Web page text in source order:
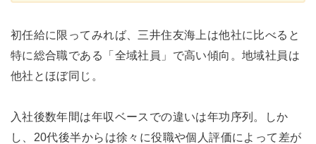
初任給に限ってみれば、三井住友海上は他社に比べると
特に総合職である「全域社員」で高い傾向。地域社員は
他社とほぼ同じ。
入社後数年間は年収ベースでの違いは年功序列。しか
し、20代後半からは徐々に役職や個人評価によって差が